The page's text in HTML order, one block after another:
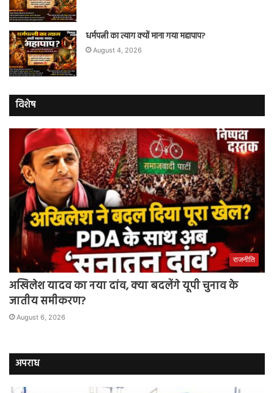
धर्मपत्नी का त्याग क्यों माना गया महापाप?
August 4, 2026
विशेष
राजनीति
अखिलेश यादव का नया दांव, क्या बदलेंगे यूपी चुनाव के
जातीय समीकरण?
August 6, 2026
अपराध